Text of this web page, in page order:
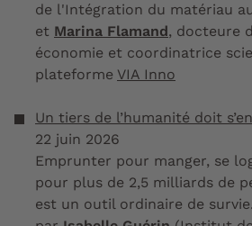
de l'Intégration du matériau
et Marina Flamand, docteure
économie et coordinatrice
plateforme VIA Inno
Un tiers de l’humanité doit
22 juin 2026
Emprunter pour manger, se
pour plus de 2,5 milliards de
est un outil ordinaire de survie.